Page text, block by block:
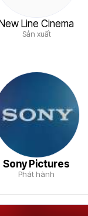
Line Cinema
Sản xuất
Sony Pictures
Phát hành